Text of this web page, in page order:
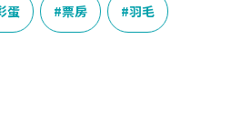
k
e
y
蛋 票房 羽毛